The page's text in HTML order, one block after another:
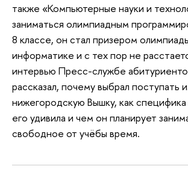
также «Компьютерные науки и
заниматься олимпиадным
8 классе, он стал призером
информатике и с тех пор не
интервью Пресс-службе
рассказал, почему выбрал поступать
нижегородскую Вышку, как
его удивила и чем он планирует
свободное от учёбы время.